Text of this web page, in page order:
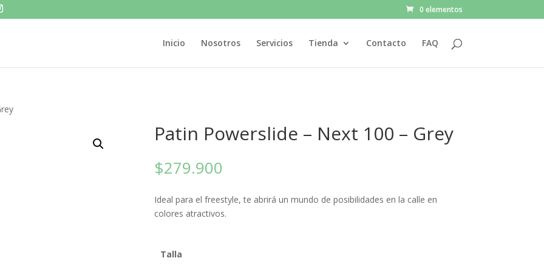
0 elementos
Inicio Nosotros Servicios Tienda Contacto FAQ
Patin Powerslide – Next 100 – Grey
$279.900
Ideal para el freestyle, te abrirá un mundo de posibilidades en la calle en
colores atractivos.
Talla